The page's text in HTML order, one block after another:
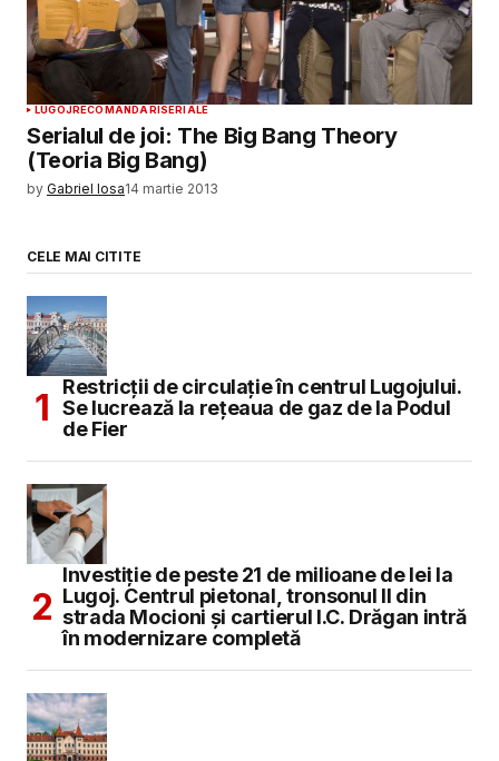
LUGOJRECOMANDARISERIALE
Serialul de joi: The Big Bang Theory
(Teoria Big Bang)
by Gabriel Iosa14 martie 2013
CELE MAI CITITE
Restricții de circulație în centrul Lugojului.
Se lucrează la rețeaua de gaz de la Podul
de Fier
Investiție de peste 21 de milioane de lei la
Lugoj. Centrul pietonal, tronsonul II din
strada Mocioni și cartierul I.C. Drăgan intră
în modernizare completă